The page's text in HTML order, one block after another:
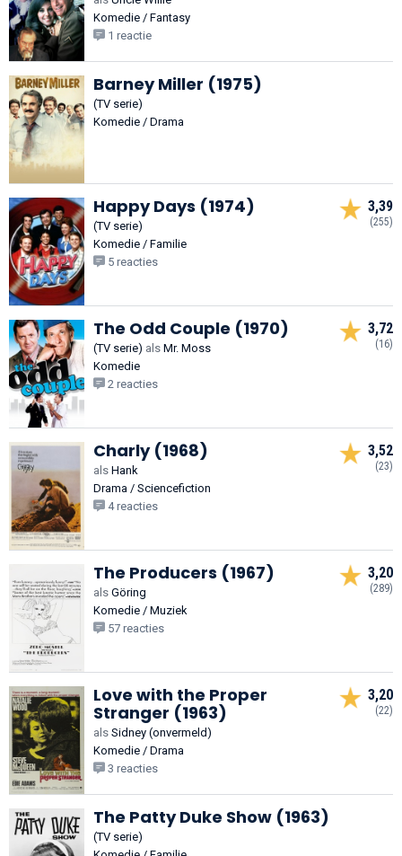
Komedie / Fantasy
1 reactie
Barney Miller (1975)
(TV serie)
Komedie / Drama
Happy Days (1974)
(TV serie)
Komedie / Familie
5 reacties
3,39
(255)
The Odd Couple (1970)
(TV serie) als Mr. Moss
Komedie
2 reacties
3,72
(16)
Charly (1968)
als Hank
Drama / Sciencefiction
4 reacties
3,52
(23)
The Producers (1967)
als Göring
Komedie / Muziek
57 reacties
3,20
(289)
Love with the Proper
Stranger (1963)
als Sidney (onvermeld)
Komedie / Drama
3 reacties
3,20
(22)
The Patty Duke Show (1963)
(TV serie)